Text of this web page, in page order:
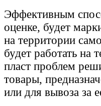
Эффективным
оценке, будет
на территории
будет работать на
пласт проблем
товары,
или для вывоза за